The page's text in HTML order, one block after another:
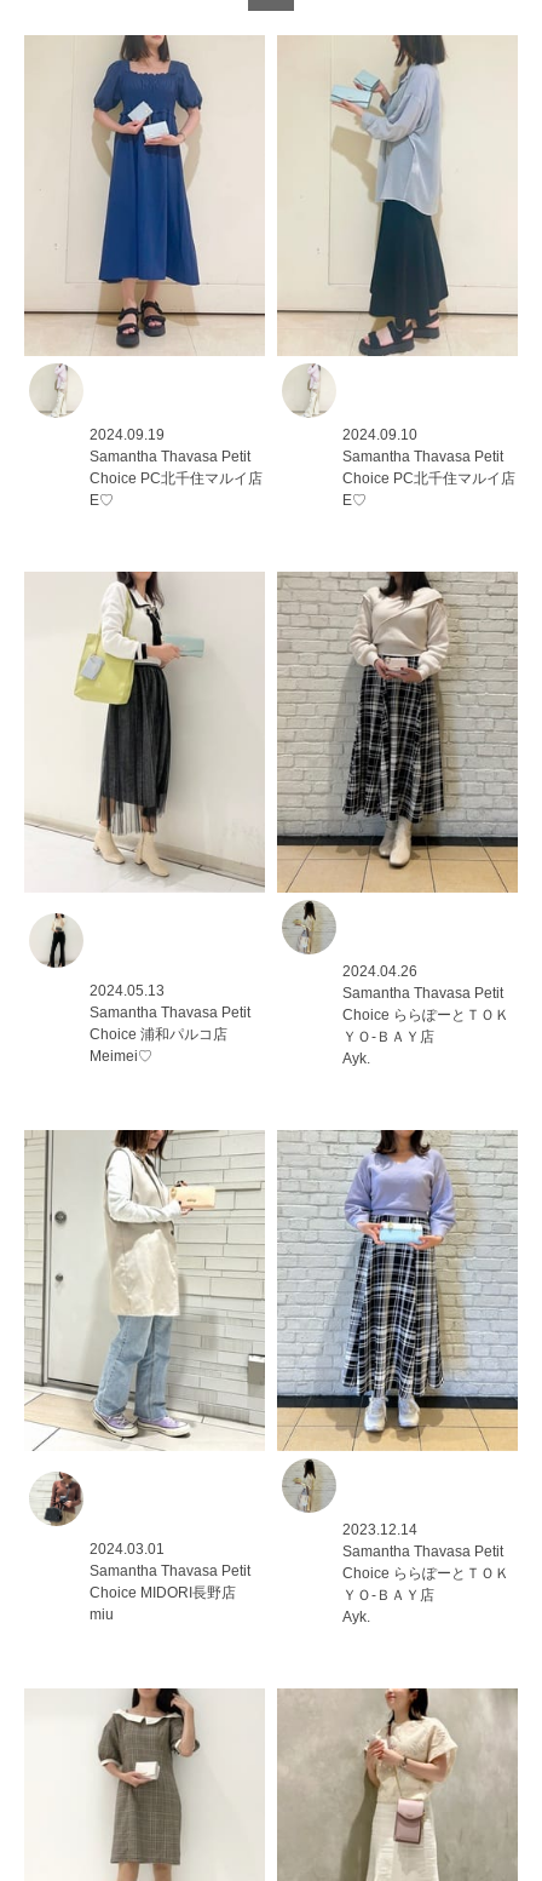
2024.09.19
Samantha Thavasa Petit
Choice PC北千住マルイ店
E♡
2024.09.10
Samantha Thavasa Petit
Choice PC北千住マルイ店
E♡
2024.05.13
Samantha Thavasa Petit
Choice 浦和パルコ店
Meimei♡
2024.04.26
Samantha Thavasa Petit
Choice ららぽーとＴＯＫ
ＹＯ-ＢＡＹ店
Ayk.
2024.03.01
Samantha Thavasa Petit
Choice MIDORI長野店
miu
2023.12.14
Samantha Thavasa Petit
Choice ららぽーとＴＯＫ
ＹＯ-ＢＡＹ店
Ayk.